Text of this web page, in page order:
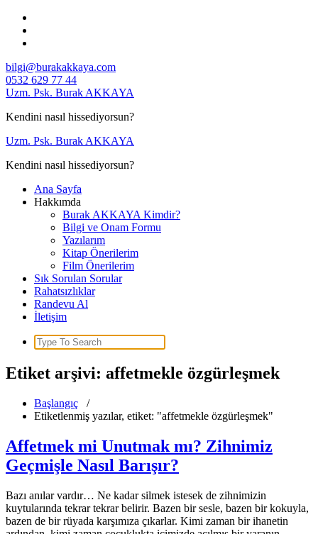
İçeriğe
bilgi@burakakkaya.com
0532 629 77 44
Uzm. Psk. Burak AKKAYA
Kendini nasıl hissediyorsun?
Uzm. Psk. Burak AKKAYA
Kendini nasıl hissediyorsun?
Ana Sayfa
Hakkımda
Burak AKKAYA Kimdir?
Bilgi ve Onam Formu
Yazılarım
Kitap Önerilerim
Film Önerilerim
Sık Sorulan Sorular
Rahatsızlıklar
Randevu Al
İletişim
Search
for:
Etiket arşivi: affetmekle özgürleşmek
Başlangıç /
Etiketlenmiş yazılar, etiket: "affetmekle özgürleşmek"
Affetmek mi Unutmak mı? Zihnimiz
Geçmişle Nasıl Barışır?
Bazı anılar vardır… Ne kadar silmek istesek de zihnimizin
kuytularında tekrar tekrar belirir. Bazen bir sesle, bazen bir kokuyla,
bazen de bir rüyada karşımıza çıkarlar. Kimi zaman bir ihanetin